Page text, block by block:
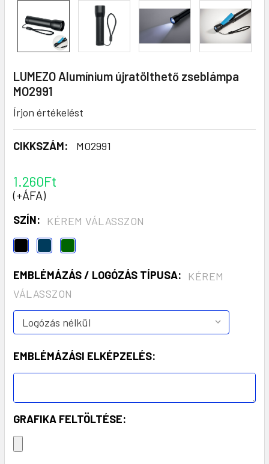
LUMEZO Alumínium újratölthető zseblámpa
MO2991
Írjon értékelést
CIKKSZÁM: MO2991
1.260Ft
(+ÁFA)
SZÍN: KÉREM VÁLASSZON
EMBLÉMÁZÁS / LOGÓZÁS TÍPUSA:
KÉREM
VÁLASSZON
EMBLÉMÁZÁSI ELKÉPZELÉS:
GRAFIKA FELTÖLTÉSE: